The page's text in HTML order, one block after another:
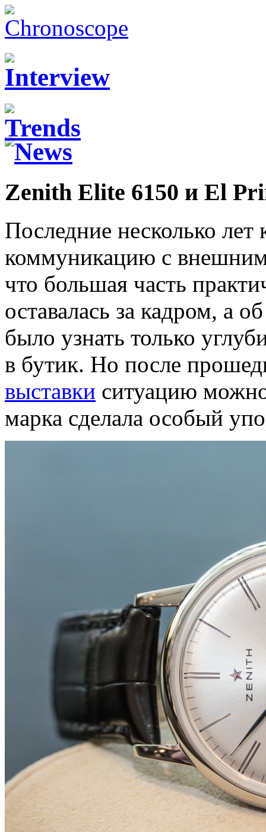
Zenith Elite 6150 и El
Последние несколько
коммуникацию с
что большая часть
оставалась за кадром, а
было узнать только
в бутик. Но после
выставки ситуацию
марка сделала особый